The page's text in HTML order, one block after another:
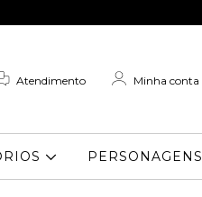
Atendimento Minha conta
PERSONAGENS